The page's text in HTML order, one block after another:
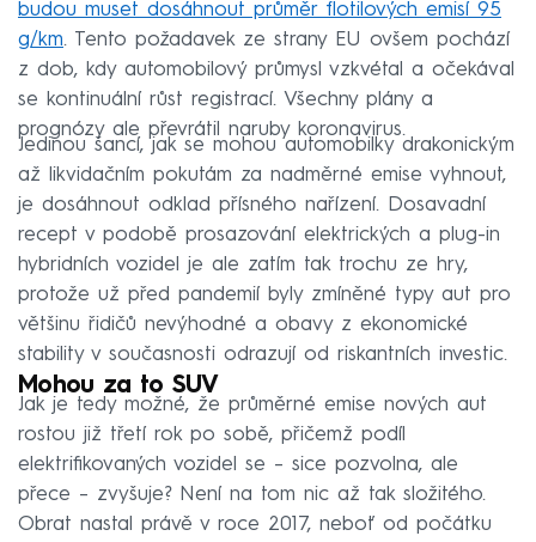
budou muset dosáhnout průměr flotilových emisí 95
g/km. Tento požadavek ze strany EU ovšem pochází
z dob, kdy automobilový průmysl vzkvétal a očekával
se kontinuální růst registrací. Všechny plány a
prognózy ale převrátil naruby koronavirus.
Jedinou šancí, jak se mohou automobilky drakonickým
až likvidačním pokutám za nadměrné emise vyhnout,
je dosáhnout odklad přísného nařízení. Dosavadní
recept v podobě prosazování elektrických a plug-in
hybridních vozidel je ale zatím tak trochu ze hry,
protože už před pandemií byly zmíněné typy aut pro
většinu řidičů nevýhodné a obavy z ekonomické
stability v současnosti odrazují od riskantních investic.
Mohou za to SUV
Jak je tedy možné, že průměrné emise nových aut
rostou již třetí rok po sobě, přičemž podíl
elektrifikovaných vozidel se – sice pozvolna, ale
přece – zvyšuje? Není na tom nic až tak složitého.
Obrat nastal právě v roce 2017, neboť od počátku